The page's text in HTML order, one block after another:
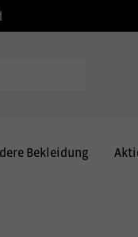
Bekleidung